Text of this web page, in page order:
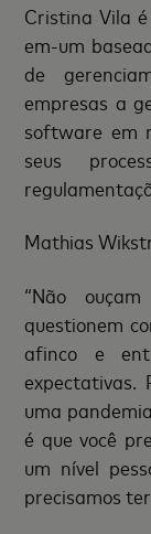
Cristina Vila
em-um
de
empresas a
software em
seus
Mathias
“Não
questionem
afinco e
expectativas.
uma
é que você
um nível
precisamos